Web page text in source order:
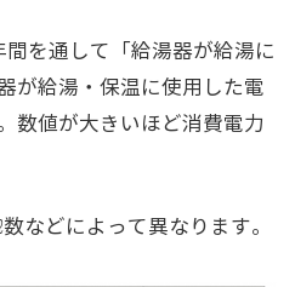
を通して「給湯器が給湯に
が給湯・保温に使用した電
数値が大きいほど消費電力
などによって異なります。